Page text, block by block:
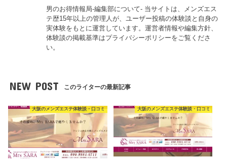
男のお得情報局-編集部について- 当サイトは、メンズエス
テ歴15年以上の管理人が、ユーザー投稿の体験談と自身の
実体験をもとに運営しています。運営者情報や編集方針、
体験談の掲載基準はプライバシーポリシーをご覧くださ
い。
NEW POST このライターの最新記事
大阪のメンズエステ体験談・口コミ 大阪のメンズエステ体験談・口コミ